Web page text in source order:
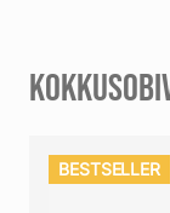
BESTSELLER